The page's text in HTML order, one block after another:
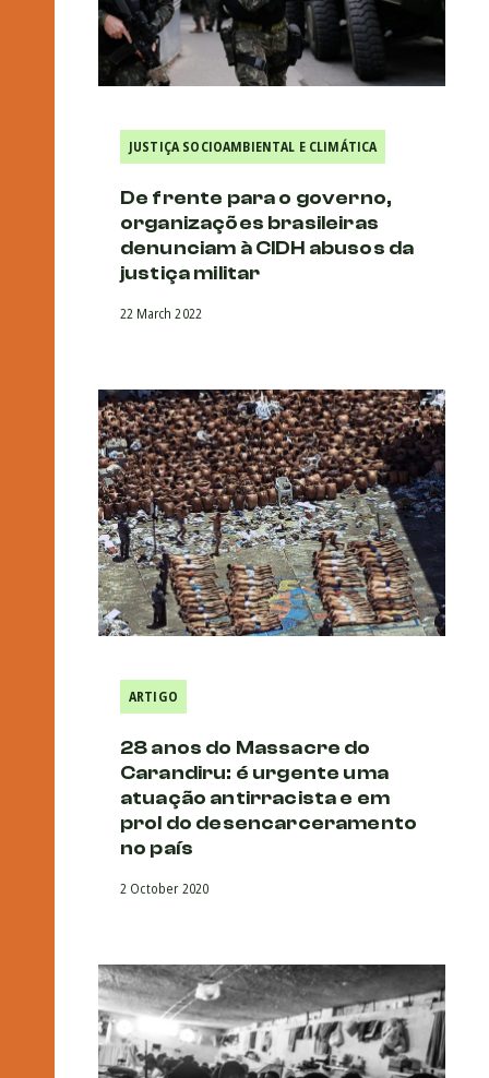
JUSTIÇA SOCIOAMBIENTAL E CLIMÁTICA
De frente para o governo,
organizações brasileiras
denunciam à CIDH abusos da
justiça militar
22 March 2022
ARTIGO
28 anos do Massacre do
Carandiru: é urgente uma
atuação antirracista e em
prol do desencarceramento
no país
2 October 2020